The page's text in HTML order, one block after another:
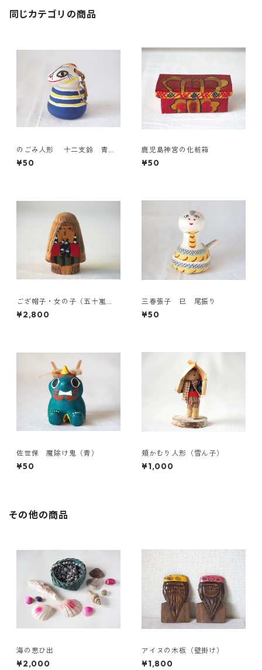
同じカテゴリの商品
のごみ人形 ​十二支鈴 青巳
（小）
¥50
鹿児島神宮の化粧箱
¥50
ござ帽子・女の子（五十嵐
豊）
¥2,800
三春張子 巳 尾振り
¥50
佐世保 魔除け鬼（青）
¥50
頬かむり人形（雪ん子）
¥1,000
その他の商品
海の思ひ出
¥2,000
アイヌの木板（壁掛け）
¥1,800